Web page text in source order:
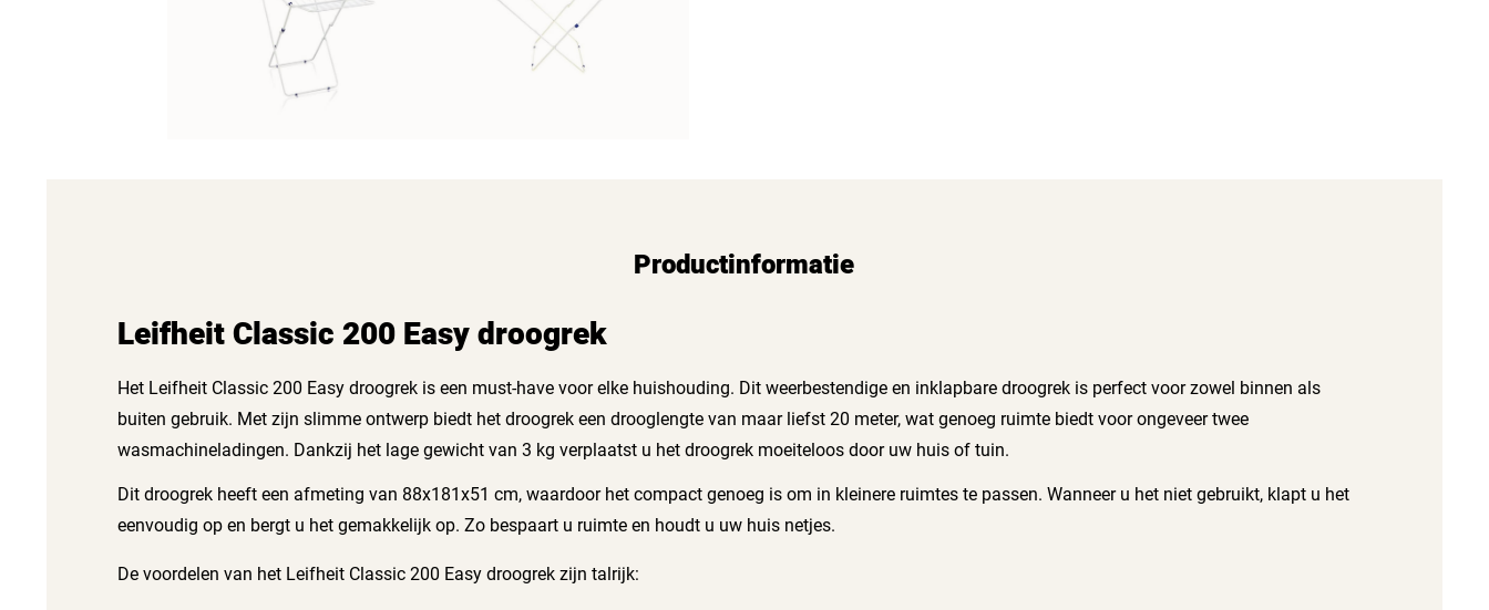
Productinformatie
Leifheit Classic 200 Easy droogrek
Het Leifheit Classic 200 Easy droogrek is een must-have voor elke huishouding. Dit weerbestendige en inklapbare droogrek is perfect voor zowel binnen als
buiten gebruik. Met zijn slimme ontwerp biedt het droogrek een drooglengte van maar liefst 20 meter, wat genoeg ruimte biedt voor ongeveer twee
wasmachineladingen. Dankzij het lage gewicht van 3 kg verplaatst u het droogrek moeiteloos door uw huis of tuin.
Dit droogrek heeft een afmeting van 88x181x51 cm, waardoor het compact genoeg is om in kleinere ruimtes te passen. Wanneer u het niet gebruikt, klapt u het
eenvoudig op en bergt u het gemakkelijk op. Zo bespaart u ruimte en houdt u uw huis netjes.
De voordelen van het Leifheit Classic 200 Easy droogrek zijn talrijk: